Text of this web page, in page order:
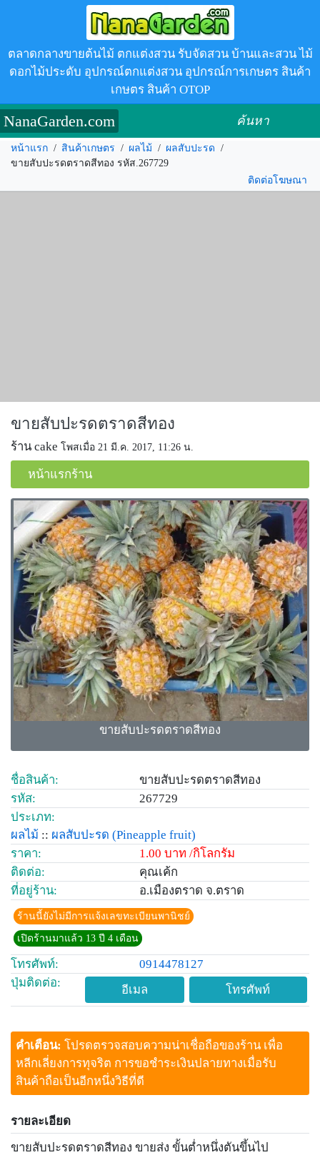
ตลาดกลางขายต้นไม้ ตกแต่งสวน รับจัดสวน บ้านและสวน ไม้
ดอกไม้ประดับ อุปกรณ์ตกแต่งสวน อุปกรณ์การเกษตร สินค้า
เกษตร สินค้า OTOP
NanaGarden.com ค้นหา
หน้าแรก / สินค้าเกษตร / ผลไม้ / ผลสับปะรด /
ขายสับปะรดตราดสีทอง รหัส.267729
ติดต่อโฆษณา
ขายสับปะรดตราดสีทอง
ร้าน cake โพสเมื่อ 21 มี.ค. 2017, 11:26 น.
หน้าแรกร้าน
ขายสับปะรดตราดสีทอง
ชื่อสินค้า:
ขายสับปะรดตราดสีทอง
รหัส:
267729
ประเภท:
ผลไม้ :: ผลสับปะรด (Pineapple fruit)
ราคา:
1.00 บาท /กิโลกรัม
ติดต่อ:
คุณเค้ก
ที่อยู่ร้าน:
อ.เมืองตราด จ.ตราด
ร้านนี้ยังไม่มีการแจ้งเลขทะเบียนพานิชย์
เปิดร้านมาแล้ว 13 ปี 4 เดือน
โทรศัพท์:
0914478127
ปุ่มติดต่อ:
อีเมล โทรศัพท์
คำเตือน: โปรดตรวจสอบความน่าเชื่อถือของร้าน เพื่อ
หลีกเลี่ยงการทุจริต การขอชำระเงินปลายทางเมื่อรับ
สินค้าถือเป็นอีกหนึ่งวิธีที่ดี
รายละเอียด
ขายสับปะรดตราดสีทอง ขายส่ง ขั้นต่ำหนึ่งตันขึ้นไป